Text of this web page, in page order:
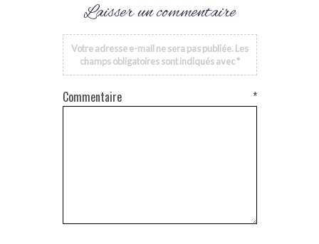
Laisser un commentaire
Votre adresse e-mail ne sera pas publiée. Les
champs obligatoires sont indiqués avec*
Commentaire *